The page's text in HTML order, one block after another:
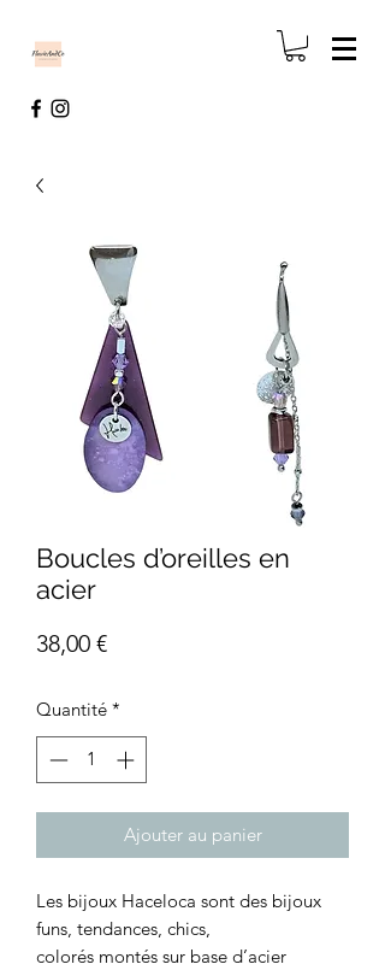
Boucles d’oreilles en
acier
38,00 €Prix
Quantité *
Ajouter au panier
Les bijoux Haceloca sont des bijoux
funs, tendances, chics,
colorés montés sur base d’acier